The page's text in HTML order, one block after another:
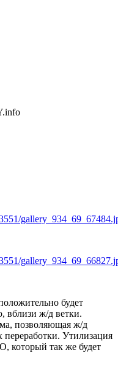
будет
вблизи ж/д ветки.
позволяющая ж/д
переработки. Утилизация
который так же будет